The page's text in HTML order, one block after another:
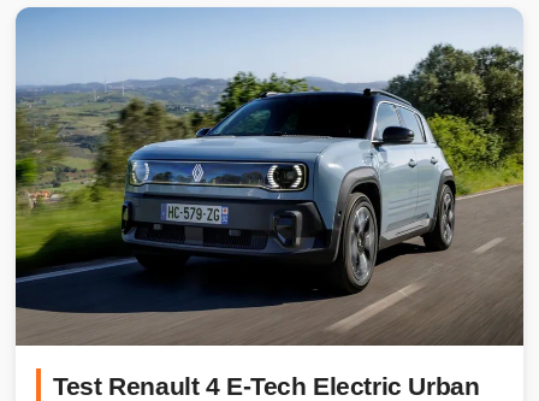
Test Renault 4 E-Tech Electric Urban